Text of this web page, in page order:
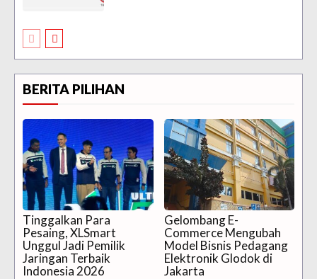
BERITA PILIHAN
Tinggalkan Para
Pesaing, XLSmart
Unggul Jadi Pemilik
Jaringan Terbaik
Indonesia 2026
Gelombang E-
Commerce Mengubah
Model Bisnis Pedagang
Elektronik Glodok di
Jakarta